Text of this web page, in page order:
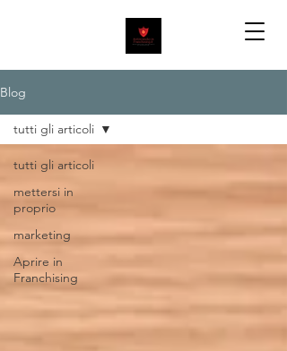
Blog
tutti gli articoli
mettersi in
proprio
marketing
Aprire in
Franchising
tutti gli articoli